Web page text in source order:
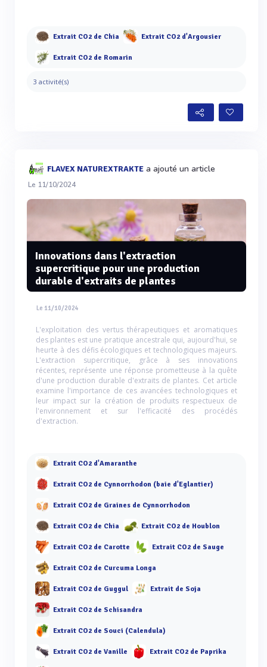
Extrait CO2 de Chia Extrait CO2 d'Argousier
Extrait CO2 de Romarin
3 activité(s)
FLAVEX NATUREXTRAKTE a ajouté un article
Le 11/10/2024
Innovations dans l'extraction
supercritique pour une production
durable d'extraits de plantes
Le 11/10/2024
L'exploitation des vertus thérapeutiques et aromatiques
des plantes est une pratique ancestrale qui, aujourd'hui, se
heurte à des défis écologiques et technologiques majeurs.
L'extraction supercritique, grâce à ses innovations
récentes, représente une réponse prometteuse à la quête
d'une production durable d'extraits de plantes. Cet article
examine l'importance de ces avancées technologiques et
leur impact sur la création de produits respectueux de
l'environnement et sur l'efficacité des procédés
d'extraction.
Extrait CO2 d'Amaranthe
Extrait CO2 de Cynnorrhodon (baie d'Eglantier)
Extrait CO2 de Graines de Cynnorrhodon
Extrait CO2 de Chia Extrait CO2 de Houblon
Extrait CO2 de Carotte Extrait CO2 de Sauge
Extrait CO2 de Curcuma Longa
Extrait CO2 de Guggul Extrait de Soja
Extrait CO2 de Schisandra
Extrait CO2 de Souci (Calendula)
Extrait CO2 de Vanille Extrait CO2 de Paprika